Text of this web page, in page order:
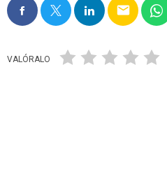
email
VALÓRALO